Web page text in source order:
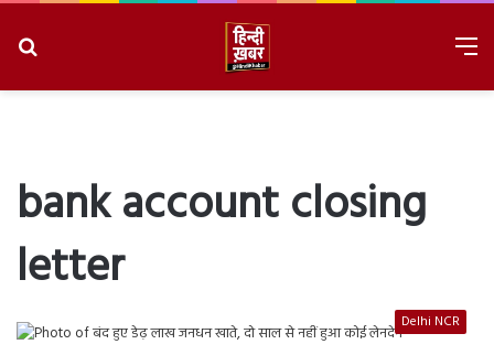
bank account closing
letter
Delhi NCR